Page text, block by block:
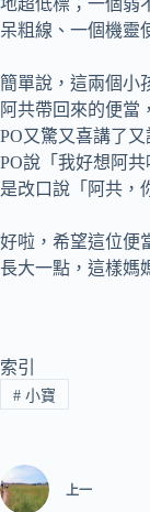
地超低標；一個
呆粗線、一個機靈
簡單說，這兩個小
阿共帶回來的便當
PO又驚又喜講了
PO說「我好想阿
是改口說「阿共
好啦，希望這位便
長大一點，這樣媽
索引
#小寶
上一